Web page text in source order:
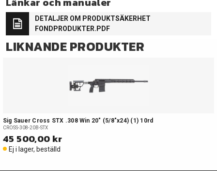
DETALJER OM PRODUKTSÄKERHET
FONDPRODUKTER.PDF
LIKNANDE PRODUKTER
Sig Sauer Cross STX .308 Win 20" (5/8"x24) (1) 10rd
CROSS-308-20B-STX
45 500,00 kr
Ej i lager, beställd